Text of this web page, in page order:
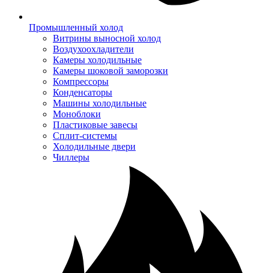
Промышленный холод
Витрины выносной холод
Воздухоохладители
Камеры холодильные
Камеры шоковой заморозки
Компрессоры
Конденсаторы
Машины холодильные
Моноблоки
Пластиковые завесы
Сплит-системы
Холодильные двери
Чиллеры